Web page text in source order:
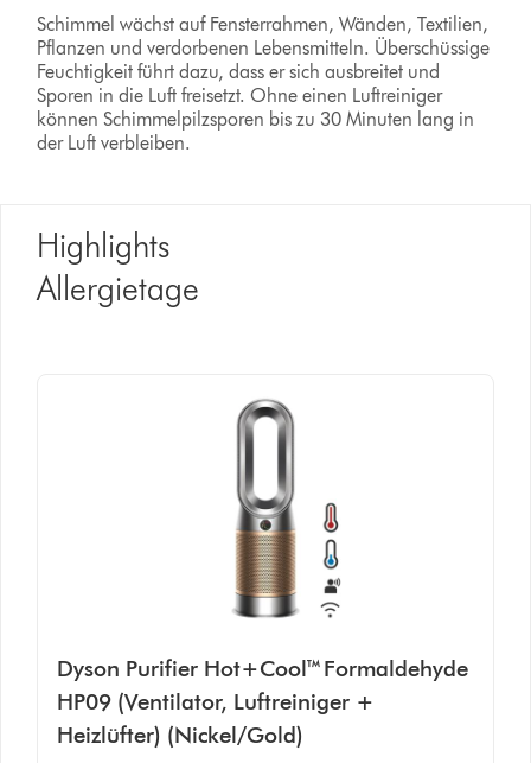
Schimmel wächst auf Fensterrahmen, Wänden, Textilien,
Pflanzen und verdorbenen Lebensmitteln. Überschüssige
Feuchtigkeit führt dazu, dass er sich ausbreitet und
Sporen in die Luft freisetzt. Ohne einen Luftreiniger
können Schimmelpilzsporen bis zu 30 Minuten lang in
der Luft verbleiben.
Highlights
Allergietage
Dyson Purifier Hot+Cool™ Formaldehyde
HP09 (Ventilator, Luftreiniger +
Heizlüfter) (Nickel/Gold)